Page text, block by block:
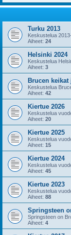
Turku 2013
Keskustelua
Aiheet: 24
Helsinki 2024
Keskustelua
Aiheet: 3
Brucen keikat
Keskustelua
Aiheet: 42
Kiertue 2026
Keskustelua
Aiheet: 20
Kiertue 2025
Keskustelua
Aiheet: 15
Kiertue 2024
Keskustelua
Aiheet: 45
Kiertue 2023
Keskustelua
Aiheet: 88
Springsteen
Springsteen on
Aiheet: 4